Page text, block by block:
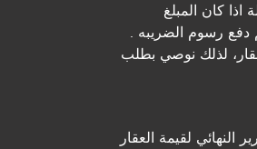
كان المبلغ
یتم دفع رسوم الضریبه .
لذلك نوصي بطلب
النھائي لقیمة العقار